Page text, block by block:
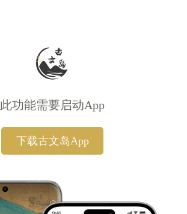
此功能需要启动App
下载古文岛App